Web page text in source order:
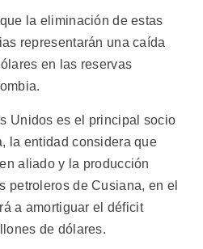
la eliminación de estas
representarán una caída
en las reservas
Unidos es el principal socio
la entidad considera que
aliado y la producción
petroleros de Cusiana, en el
a amortiguar el déficit
de dólares.